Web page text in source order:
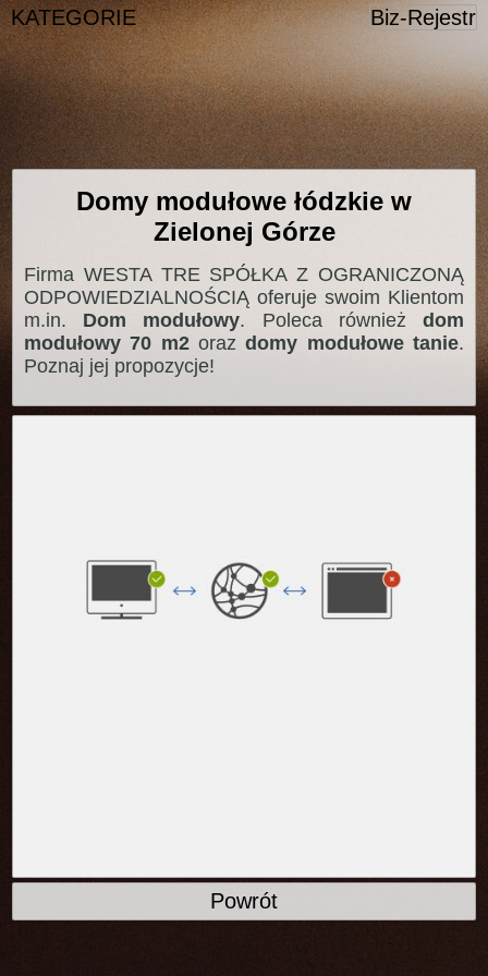
KATEGORIE Biz-Rejestr
Powrót
Domy modułowe łódzkie w
Zielonej Górze
Firma WESTA TRE SPÓŁKA Z OGRANICZONĄ
ODPOWIEDZIALNOŚCIĄ oferuje swoim Klientom
m.in. Dom modułowy. Poleca również dom
modułowy 70 m2orazdomy modułowe tanie.
Poznaj jej propozycje!